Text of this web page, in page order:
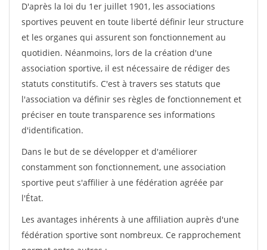
D'après la loi du 1er juillet 1901, les associations
sportives peuvent en toute liberté définir leur structure
et les organes qui assurent son fonctionnement au
quotidien. Néanmoins, lors de la création d'une
association sportive, il est nécessaire de rédiger des
statuts constitutifs. C'est à travers ses statuts que
l'association va définir ses règles de fonctionnement et
préciser en toute transparence ses informations
d'identification.
Dans le but de se développer et d'améliorer
constamment son fonctionnement, une association
sportive peut s'affilier à une fédération agréée par
l'État.
Les avantages inhérents à une affiliation auprès d'une
fédération sportive sont nombreux. Ce rapprochement